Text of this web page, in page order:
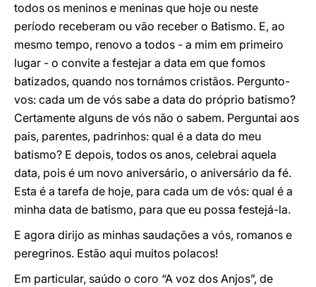
todos os meninos e meninas que hoje ou neste
período receberam ou vão receber o Batismo. E, ao
mesmo tempo, renovo a todos - a mim em primeiro
lugar - o convite a festejar a data em que fomos
batizados, quando nos tornámos cristãos. Pergunto-
vos: cada um de vós sabe a data do próprio batismo?
Certamente alguns de vós não o sabem. Perguntai aos
pais, parentes, padrinhos: qual é a data do meu
batismo? E depois, todos os anos, celebrai aquela
data, pois é um novo aniversário, o aniversário da fé.
Esta é a tarefa de hoje, para cada um de vós: qual é a
minha data de batismo, para que eu possa festejá-la.
E agora dirijo as minhas saudações a vós, romanos e
peregrinos. Estão aqui muitos polacos!
Em particular, saúdo o coro “A voz dos Anjos”, de